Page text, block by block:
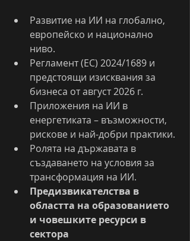
Развитие на ИИ на глобално,
европейско и национално
ниво.
Регламент (ЕС) 2024/1689 и
предстоящи изисквания за
бизнеса от август 2026 г.
Приложения на ИИ в
енергетиката – възможности,
рискове и най-добри практики.
Ролята на държавата в
създаването на условия за
трансформация на ИИ.
Предизвикателства в
областта на образованието
и човешките ресурси в
сектора